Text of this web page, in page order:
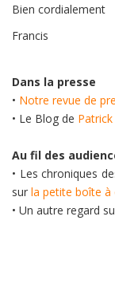
Bien cordialement
Francis
Dans la presse
• Notre revue de
• Le Blog de
Au fil des
• Les chroniques
sur la petite boîte à
• Un autre regard